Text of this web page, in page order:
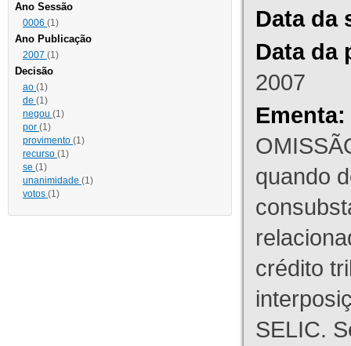
Ano Sessão
0006 (1)
Ano Publicação
2007 (1)
Decisão
ao (1)
de (1)
negou (1)
por (1)
provimento (1)
recurso (1)
se (1)
unanimidade (1)
votos (1)
Data da
Data da
2007
Ementa:
quando
crédito
SELIC.